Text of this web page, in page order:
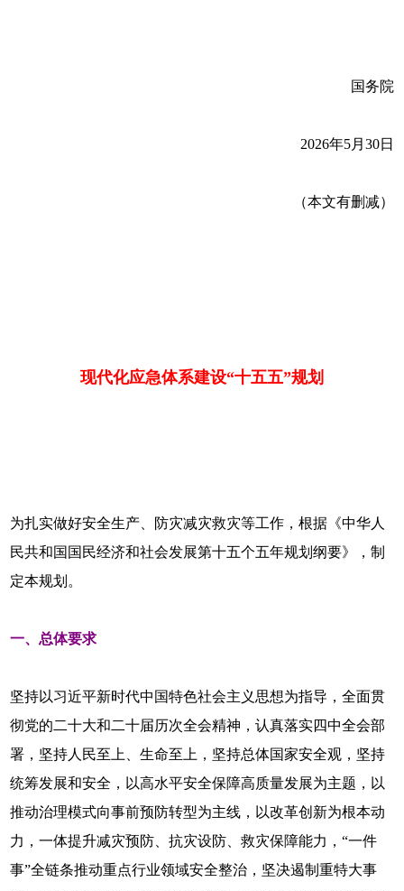
国务院
2026年5月30日
（本文有删减）
现代化应急体系建设“十五五”规划
为扎实做好安全生产、防灾减灾救灾等工作，根据《中华人
民共和国国民经济和社会发展第十五个五年规划纲要》，制
定本规划。
一、总体要求
坚持以习近平新时代中国特色社会主义思想为指导，全面贯
彻党的二十大和二十届历次全会精神，认真落实四中全会部
署，坚持人民至上、生命至上，坚持总体国家安全观，坚持
统筹发展和安全，以高水平安全保障高质量发展为主题，以
推动治理模式向事前预防转型为主线，以改革创新为根本动
力，一体提升减灾预防、抗灾设防、救灾保障能力，“一件
事”全链条推动重点行业领域安全整治，坚决遏制重特大事